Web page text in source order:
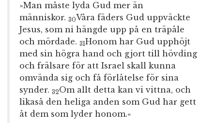
»Man måste lyda Gud mer än
människor. 30Våra fäders Gud uppväckte
Jesus, som ni hängde upp på en träpåle
och mördade. 31Honom har Gud upphöjt
med sin högra hand och gjort till hövding
och frälsare för att Israel skall kunna
omvända sig och få förlåtelse för sina
synder. 32Om allt detta kan vi vittna, och
likaså den heliga anden som Gud har gett
åt dem som lyder honom.«